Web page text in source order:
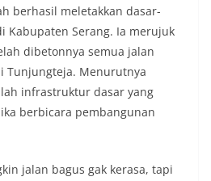
berhasil meletakkan dasar-
Kabupaten Serang. Ia merujuk
dibetonnya semua jalan
Tunjungteja. Menurutnya
infrastruktur dasar yang
berbicara pembangunan
jalan bagus gak kerasa, tapi